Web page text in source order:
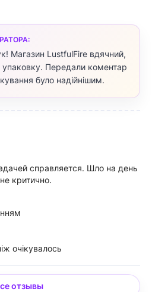
Магазин LustfulFire вдячний,
Передали коментар
було надійнішим.
справляется. Шло на день
критично.
очікувалось
отзывы